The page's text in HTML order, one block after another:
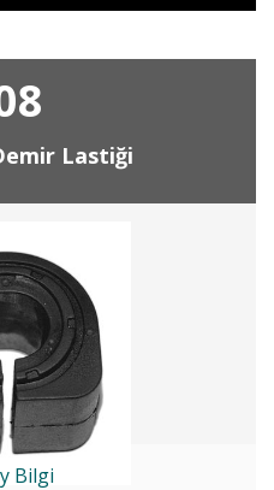
Lastiği
Bilgi